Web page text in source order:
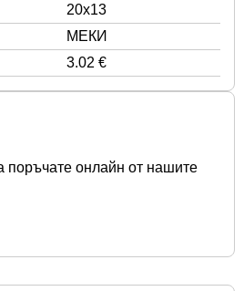
20x13
МЕКИ
3.02 €
поръчате онлайн от нашите